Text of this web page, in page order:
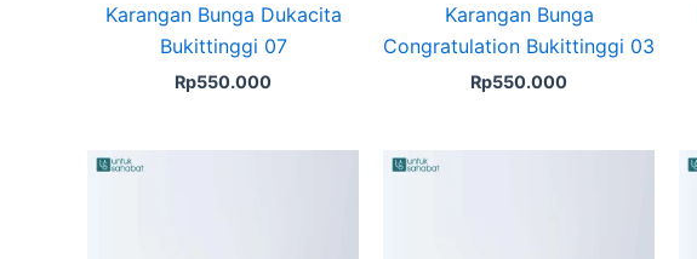
Karangan Bunga Dukacita
Bukittinggi 07
Rp550.000
Karangan Bunga
Congratulation Bukittinggi 03
Rp550.000